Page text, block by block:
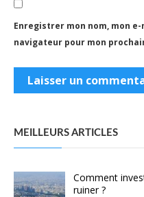
Enregistrer mon nom, mon
navigateur pour mon
MEILLEURS ARTICLES
Comment
ruiner ?